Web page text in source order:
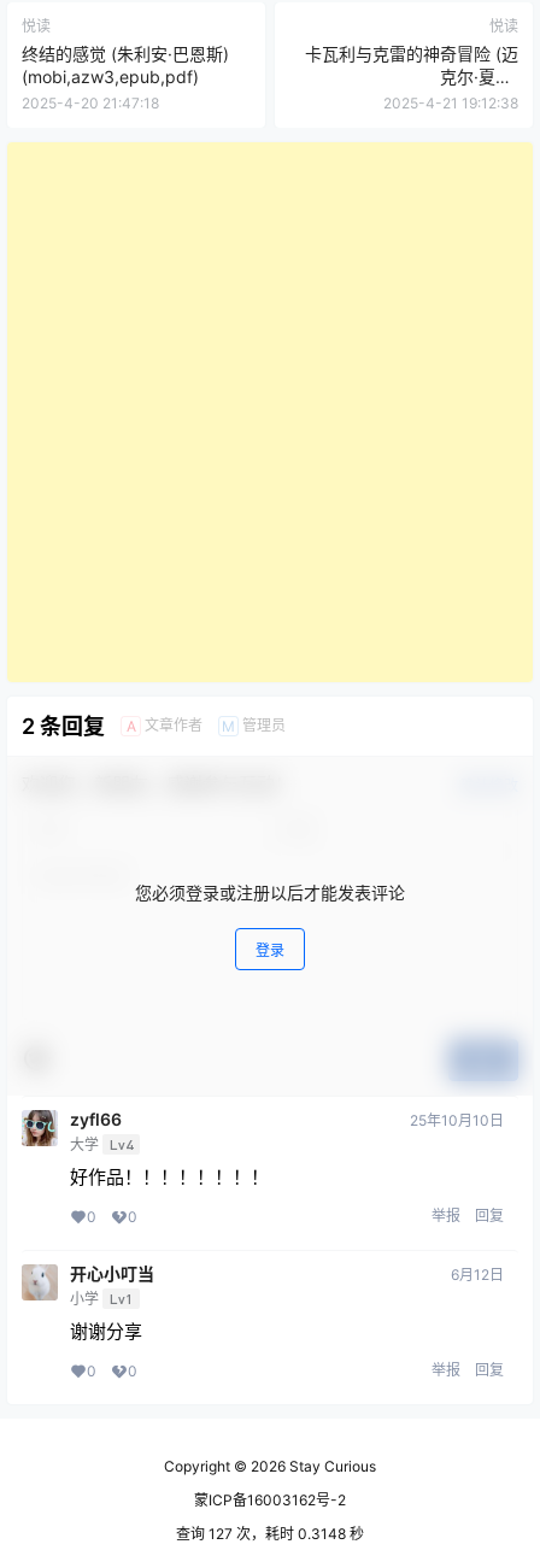
悦读
终结的感觉 (朱利安·巴恩斯)
(mobi,azw3,epub,pdf)
2025-4-20 21:47:18
悦读
卡瓦利与克雷的神奇冒险 (迈
克尔·夏邦)
(mobi,azw3,epub,pdf)
2025-4-21 19:12:38
2 条回复 A 文章作者 M 管理员
您必须登录或注册以后才能发表评论
登录
zyfl66
大学 Lv4
25年10月10日
好作品！！！！！！！！
0 0 举报 回复
开心小叮当
小学 Lv1
6月12日
谢谢分享
0 0 举报 回复
Copyright © 2026 Stay Curious
蒙ICP备16003162号-2
查询 127 次，耗时 0.3148 秒